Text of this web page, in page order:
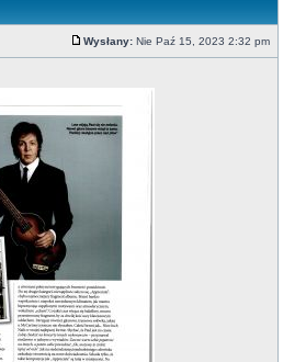
Wysłany: Nie Paź 15, 2023 2:32 pm